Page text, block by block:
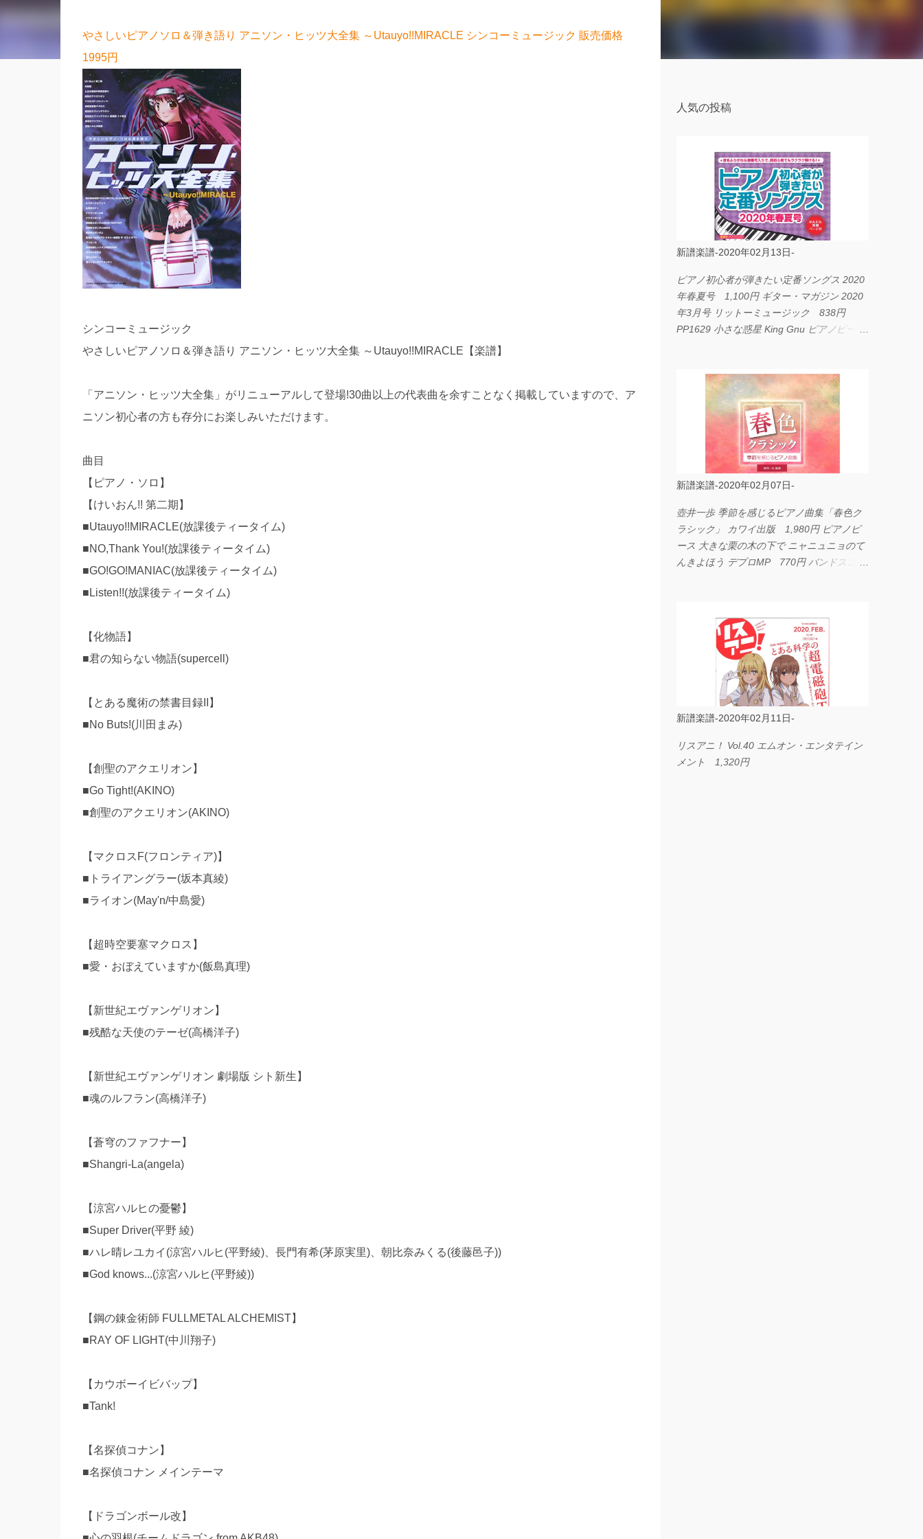
やさしいピアノソロ＆弾き語り アニソン・ヒッツ大全集 ～Utauyo!!MIRACLE シンコーミュージック 販売価格
1995円
シンコーミュージック
やさしいピアノソロ＆弾き語り アニソン・ヒッツ大全集 ～Utauyo!!MIRACLE【楽譜】
「アニソン・ヒッツ大全集」がリニューアルして登場!30曲以上の代表曲を余すことなく掲載していますので、ア
ニソン初心者の方も存分にお楽しみいただけます。
曲目
【ピアノ・ソロ】
【けいおん!! 第二期】
■Utauyo!!MIRACLE(放課後ティータイム)
■NO,Thank You!(放課後ティータイム)
■GO!GO!MANIAC(放課後ティータイム)
■Listen!!(放課後ティータイム)
【化物語】
■君の知らない物語(supercell)
【とある魔術の禁書目録II】
■No Buts!(川田まみ)
【創聖のアクエリオン】
■Go Tight!(AKINO)
■創聖のアクエリオン(AKINO)
【マクロスF(フロンティア)】
■トライアングラー(坂本真綾)
■ライオン(May'n/中島愛)
【超時空要塞マクロス】
■愛・おぼえていますか(飯島真理)
【新世紀エヴァンゲリオン】
■残酷な天使のテーゼ(高橋洋子)
【新世紀エヴァンゲリオン 劇場版 シト新生】
■魂のルフラン(高橋洋子)
【蒼穹のファフナー】
■Shangri-La(angela)
【涼宮ハルヒの憂鬱】
■Super Driver(平野 綾)
■ハレ晴レユカイ(涼宮ハルヒ(平野綾)、長門有希(茅原実里)、朝比奈みくる(後藤邑子))
■God knows...(涼宮ハルヒ(平野綾))
【鋼の錬金術師 FULLMETAL ALCHEMIST】
■RAY OF LIGHT(中川翔子)
【カウボーイビバップ】
■Tank!
【名探偵コナン】
■名探偵コナン メインテーマ
【ドラゴンボール改】
人気の投稿
新譜楽譜-2020年02月13日-
ピアノ初心者が弾きたい定番ソングス 2020
年春夏号 1,100円 ギター・マガジン 2020
年3月号 リットーミュージック 838円
PP1629 小さな惑星 King Gnu ピアノピース
LOVE... Official髭男dism バンドピース フェ
アリー 825円
新譜楽譜-2020年02月07日-
壺井一歩 季節を感じるピアノ曲集「春色ク
ラシック」 カワイ出版 1,980円 ピアノピ
ース 大きな栗の木の下で ニャニュニョのて
んきよほう デプロMP 770円 バンドスコア
ス I LOVE．．． Official髭男dism やさしく
弾ける ピアノピース フェアリー 660円
BP2225 Kingdom of the Heavens 春畑道哉
バンドピース フェアリー 825円
新譜楽譜-2020年02月11日-
リスアニ！ Vol.40 エムオン・エンタテイン
メント 1,320円